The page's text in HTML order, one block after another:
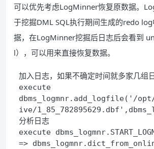
可以优先考虑LogMinner恢复原数据。
于挖掘DML SQL执行期间生成的redo
据，在LogMinner挖掘后日志后会看到
l），可以用来直接恢复数据。
加入日志，如果不确定时间就多家几组
execute
dbms_logmnr.add_logfile('/
ive/
分析日志
execute
=>